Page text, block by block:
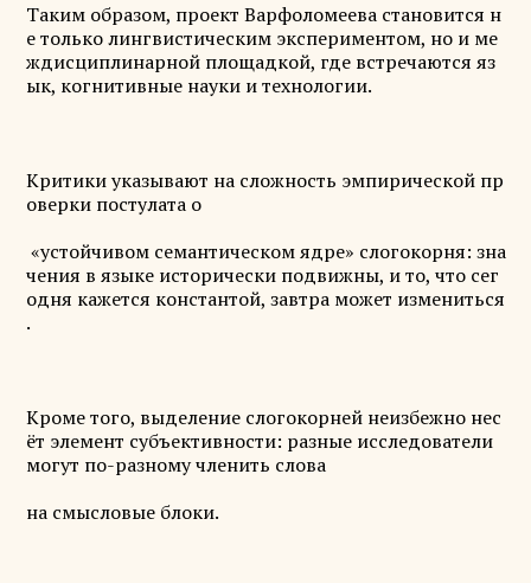
Таким образом, проект Варфоломеева становится н
е только лингвистическим экспериментом, но и ме
ждисциплинарной площадкой, где встречаются яз
ык, когнитивные науки и технологии.
Критики указывают на сложность эмпирической пр
оверки постулата о
«устойчивом семантическом ядре» слогокорня: зна
чения в языке исторически подвижны, и то, что сег
одня кажется константой, завтра может измениться
.
Кроме того, выделение слогокорней неизбежно нес
ёт элемент субъективности: разные исследователи
могут по-разному членить слова
на смысловые блоки.